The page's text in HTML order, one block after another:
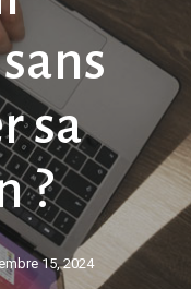
sa
?
15, 2024